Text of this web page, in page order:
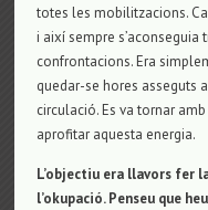
totes les mobilitzacions.
i així sempre
confrontacions. Era
quedar-se hores asseguts
circulació. Es va tornar
aprofitar aquesta energia.
L’objectiu era llavors fer
l’okupació. Penseu que